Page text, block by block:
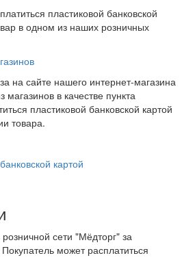
пластиковой банковской
в одном из наших розничных
на сайте нашего интернет-магазина
в качестве пункта
пластиковой банковской картой
товара.
картой
сети "Мёдторг" за
может расплатиться